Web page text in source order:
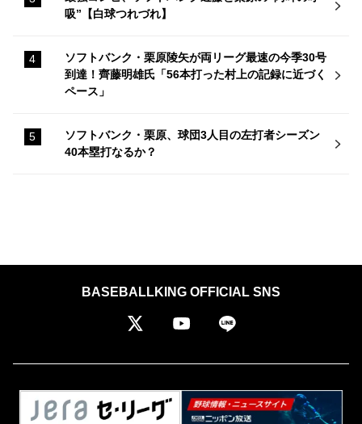
吸”【白球つれづれ】
ソフトバンク・栗原陵矢が両リーグ最速の今季30号
到達！齊藤明雄氏「56本打った村上の記録に近づく
ペース」
ソフトバンク・栗原、球団3人目の左打者シーズン
40本塁打なるか？
BASEBALLKING OFFICIAL SNS